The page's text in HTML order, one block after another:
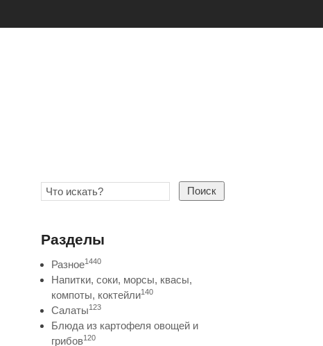
Поиск
Разделы
Разное1440
Напитки, соки, морсы, квасы,
компоты, коктейли140
Салаты123
Блюда из картофеля овощей и
грибов120